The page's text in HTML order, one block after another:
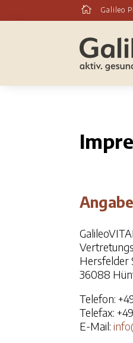
 Galileo
Hersfelder
36088
Telefon:
Telefax:
E-Mail: